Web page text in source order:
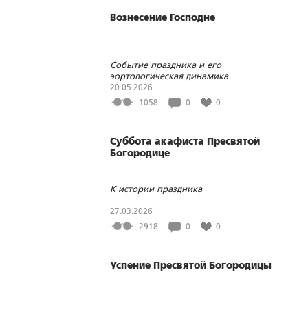
Вознесение Господне
Событие праздника и его
эортологическая динамика
20.05.2026
1058
0 0
Суббота акафиста Пресвятой
Богородице
К истории праздника
27.03.2026
2918
0 0
Успение Пресвятой Богородицы